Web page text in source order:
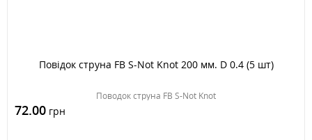
Повідок струна FB S-Not Knot 200 мм. D 0.4 (5 шт)
Поводок струна FB S-Not Knot
72.00 грн